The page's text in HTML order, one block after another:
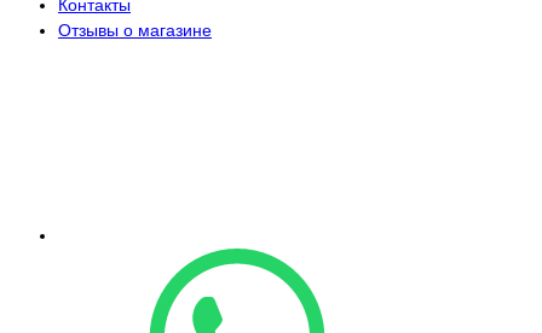
Контакты
Отзывы о магазине